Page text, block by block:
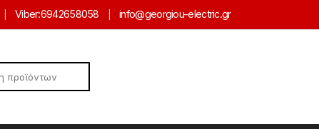
Viber:6942658058 info@georgiou-electric.gr